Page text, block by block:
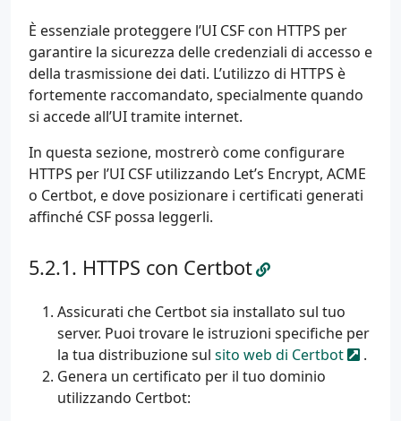
È essenziale proteggere l’UI CSF con HTTPS per
garantire la sicurezza delle credenziali di accesso e
della trasmissione dei dati. L’utilizzo di HTTPS è
fortemente raccomandato, specialmente quando
si accede all’UI tramite internet.
In questa sezione, mostrerò come configurare
HTTPS per l’UI CSF utilizzando Let’s Encrypt, ACME
o Certbot, e dove posizionare i certificati generati
affinché CSF possa leggerli.
HTTPS con Certbot
Assicurati che Certbot sia installato sul tuo
server. Puoi trovare le istruzioni specifiche per
la tua distribuzione sul sito web di Certbot
.
Genera un certificato per il tuo dominio
utilizzando Certbot: